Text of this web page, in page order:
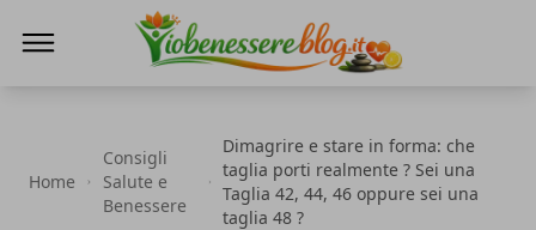
Home
Consigli
Salute e
Benessere
Dimagrire e stare in forma: che
taglia porti realmente ? Sei una
Taglia 42, 44, 46 oppure sei una
taglia 48 ?